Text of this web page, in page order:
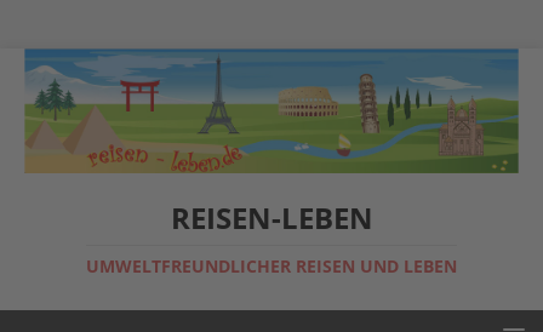
REISEN-LEBEN
UMWELTFREUNDLICHER REISEN UND LEBEN